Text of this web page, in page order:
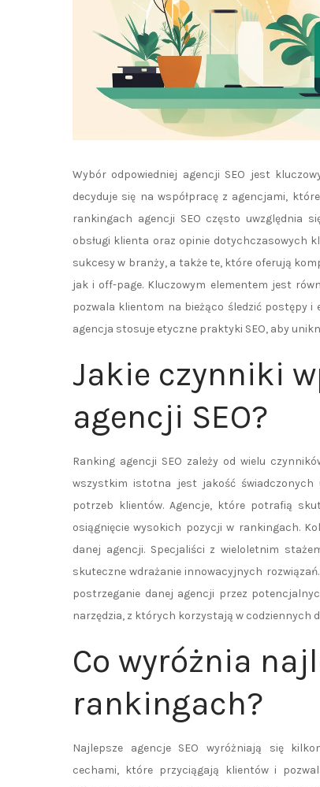
Wybór odpowiedniej agencji SEO jest
decyduje się na współpracę z agencjami,
rankingach agencji SEO często uwzględnia
obsługi klienta oraz opinie dotychczasowych
sukcesy w branży, a także te, które oferują
jak i off-page. Kluczowym elementem jest
pozwala klientom na bieżąco śledzić postępy i
agencja stosuje etyczne praktyki SEO, aby
Jakie czynniki
agencji SEO?
Ranking agencji SEO zależy od wielu
wszystkim istotna jest jakość świadczonych
potrzeb klientów. Agencje, które potrafią
osiągnięcie wysokich pozycji w rankingach.
danej agencji. Specjaliści z wieloletnim
skuteczne wdrażanie innowacyjnych
postrzeganie danej agencji przez
narzędzia, z których korzystają w codziennych
Co wyróżnia
rankingach?
Najlepsze agencje SEO wyróżniają się
cechami, które przyciągają klientów i